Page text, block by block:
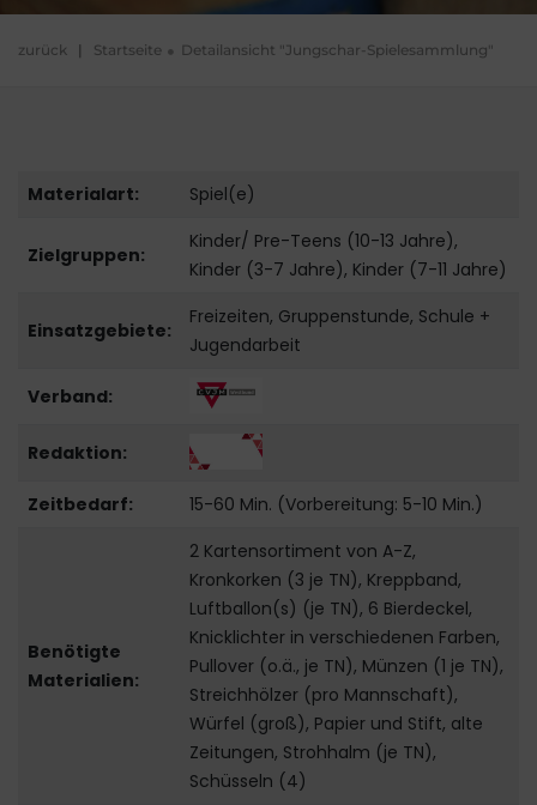
zurück | Startseite Detailansicht "Jungschar-Spielesammlung"
Materialart: Spiel(e)
Zielgruppen:
Kinder/ Pre-Teens (10-13 Jahre),
Kinder (3-7 Jahre), Kinder (7-11 Jahre)
Einsatzgebiete:
Freizeiten, Gruppenstunde, Schule +
Jugendarbeit
Verband:
Redaktion:
Zeitbedarf: 15-60 Min. (Vorbereitung: 5-10 Min.)
Benötigte
Materialien:
2 Kartensortiment von A-Z,
Kronkorken (3 je TN), Kreppband,
Luftballon(s) (je TN), 6 Bierdeckel,
Knicklichter in verschiedenen Farben,
Pullover (o.ä., je TN), Münzen (1 je TN),
Streichhölzer (pro Mannschaft),
Würfel (groß), Papier und Stift, alte
Zeitungen, Strohhalm (je TN),
Schüsseln (4)